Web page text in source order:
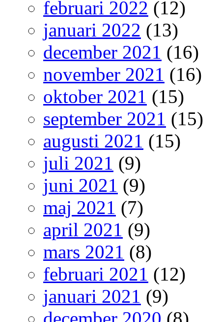
februari 2022 (12)
januari 2022 (13)
december 2021 (16)
november 2021 (16)
oktober 2021 (15)
september 2021 (15)
augusti 2021 (15)
juli 2021 (9)
juni 2021 (9)
maj 2021 (7)
april 2021 (9)
mars 2021 (8)
februari 2021 (12)
januari 2021 (9)